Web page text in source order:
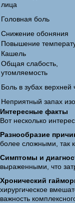
лица
Головная боль
Снижение обоняния
Повышение
Кашель
Общая слабость,
утомляемость
Боль в зубах верхней
Неприятный запах
Интересные факты
Вот несколько
Разнообразие
более сложными, так
Симптомы и
выраженными, что
Хронический
хирургическое
важность